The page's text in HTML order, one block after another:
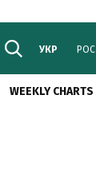
УКР РОС
WEEKLY CHARTS